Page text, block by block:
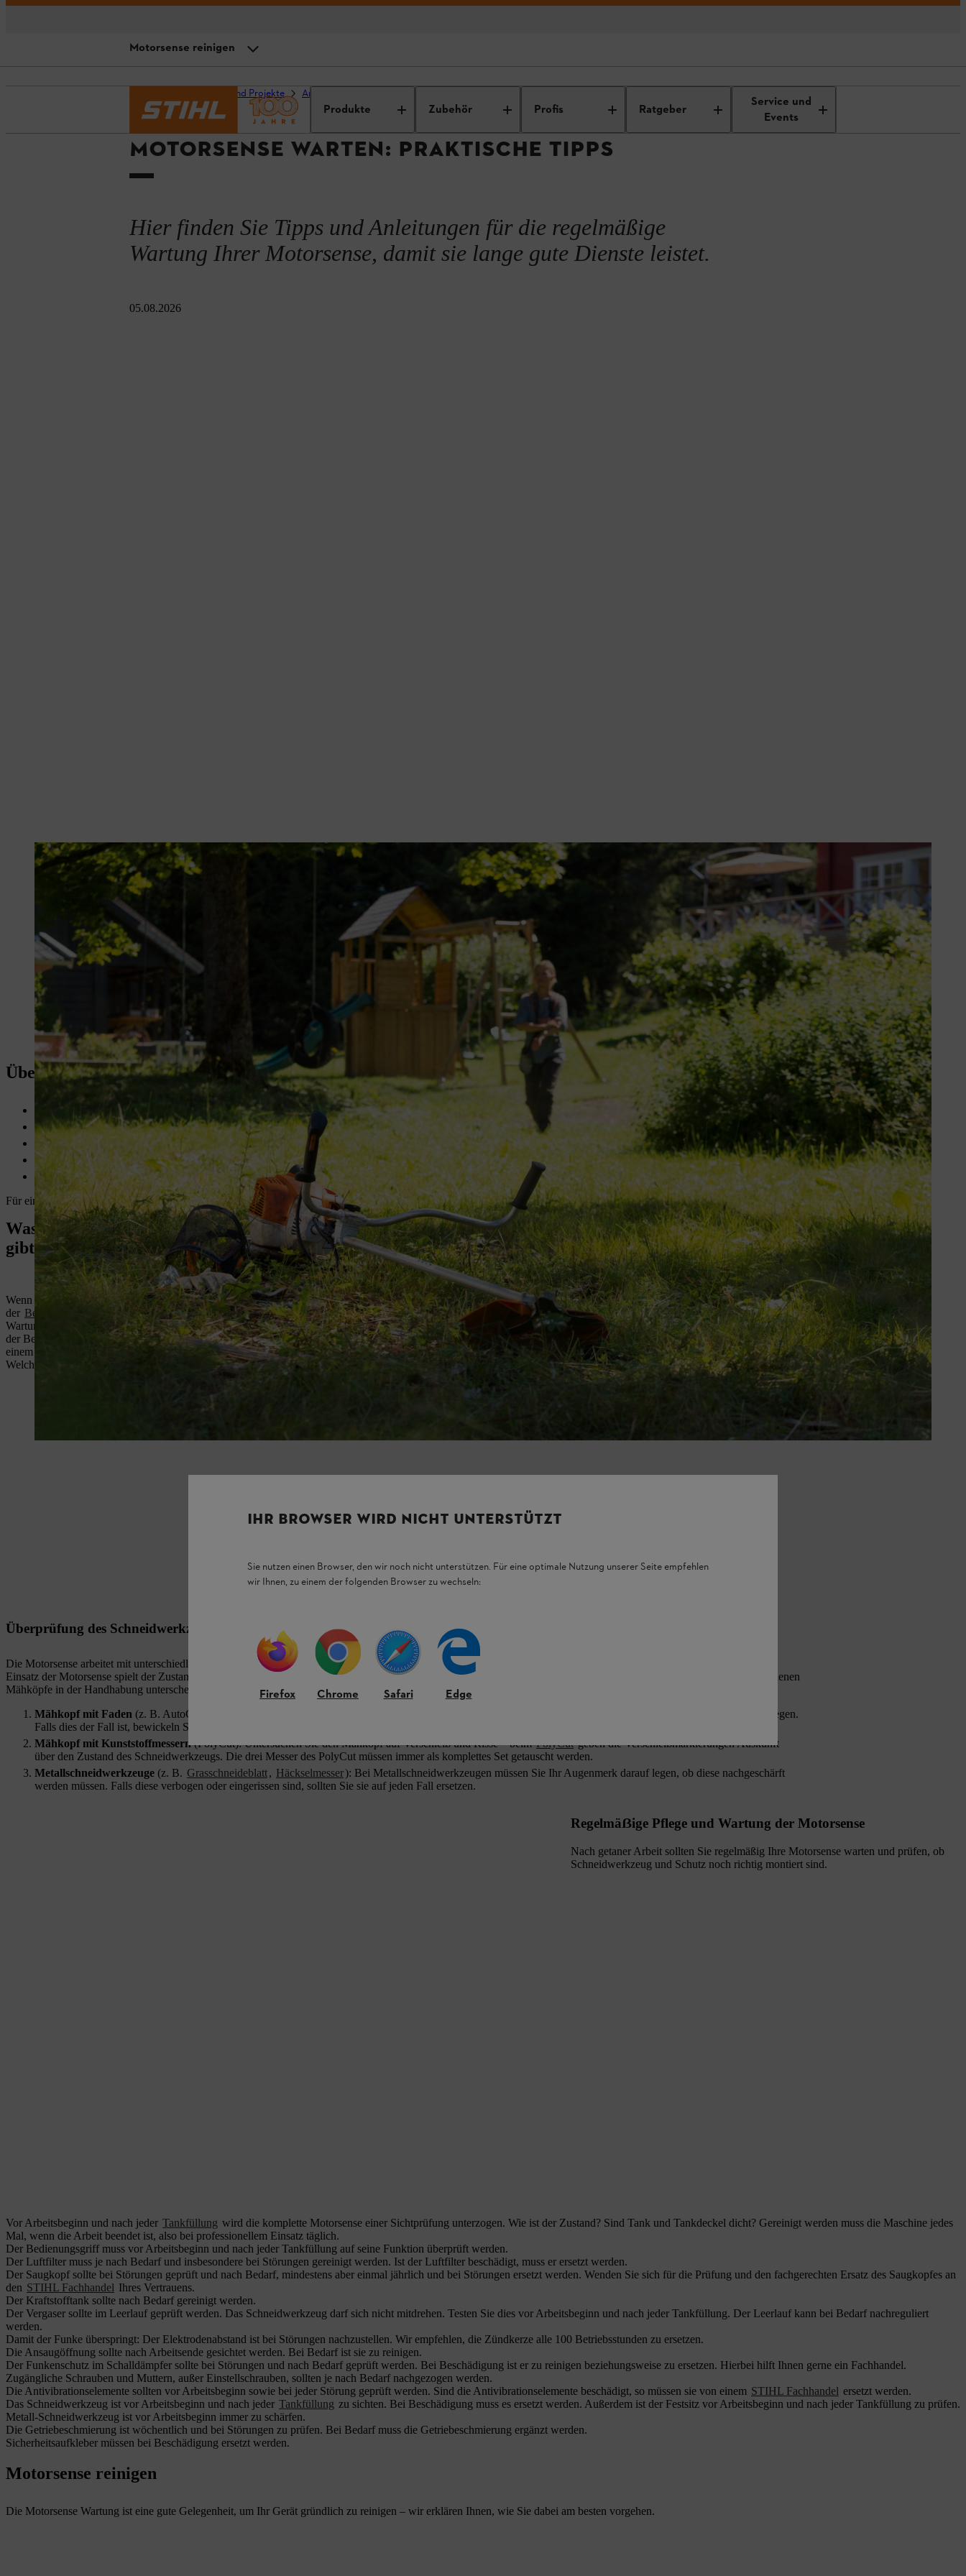
Produkte Zubehör Profis Ratgeber
Service und
Events
Ratgeber und Projekte Arbeitstechnik und Gerätepflege
MOTORSENSE WARTEN: PRAKTISCHE TIPPS
Hier finden Sie Tipps und Anleitungen für die regelmäßige
Wartung Ihrer Motorsense, damit sie lange gute Dienste leistet.
05.08.2026
Motorsense reinigen
Übersicht
Überprüfung des Schneidwerkzeugs
Wartung und Pflege der Motorsense
Motorsense reinigen
Übersicht: Wartung Der Motorsense
Immer zur Sicherheit die Bedienungsanleitung lesen.
Auf das richtige Benzingemisch für die Motorsense achten.
Das
Schneidwerkzeug der Motorsense
vor der Arbeit immer überprüfen.
Die
Motorsense
nach der Arbeit immer reinigen.
Das
Benzingemisch
nach Bedarf austauschen.
Für einen Freischneider benötigen Sie Fett, um das Getriebe zu schmieren. Wir empfehlen für alleSTIHL Motorsensen und Freischneiderdas Hochleistungs-Getriebefett Superlub FS zu verwenden.
Was es zur Wartung Ihrer Motorsense zu beachten
gibt
Wenn es um die Wartung Ihrer Motorsense geht, ist das aufmerksame Durchlesen
der Bedienungsanleitung
der erste Schritt – dort finden Sie die wichtigsten
Wartungsarbeiten. Führen Sie nur Wartungsarbeiten und Reparaturen durch, die in
der Bedienungsanleitung beschrieben sind. Alle anderen Arbeiten überlassen Sie bitte
einem
, die das nötige Know-how für alle Reparaturen mitbringt.
Welche Arbeiten Sie selbst durchführen können, erfahren Sie hier.
Überprüfung des Schneidwerkzeugs einer Motorsense
Die Motorsense arbeitet mit unterschiedlichen Mähköpfen, die Sie je nach Bedarf mit wenigen Handgriffen auswechseln können. Eine wichtige Rolle beim reibungslosen
Einsatz der Motorsense spielt der Zustand des verwendeten Schneidwerkzeugs. Bei der Kontrolle des Schneidwerkzeugs gehen Sie wie folgt vor, wobei sich die verschiedenen
Mähköpfe in der Handhabung unterscheiden:
Mähkopf mit Faden (z. B. AutoCut, SuperCut): Öffnen Sie den Mähkopf und prüfen Sie, ob die Fadenaufwicklung stimmt – die Fäden sollten nicht über Kreuz liegen.
Falls dies der Fall ist, bewickeln Sie den Mähkopf mit STIHL Original Mähfaden neu.
Mähkopf mit Kunststoffmessern(PolyCut): Untersuchen Sie den Mähkopf auf Verschleiß und Risse – beimPolyCutgeben die Verschleißmarkierungen Auskunft
über den Zustand des Schneidwerkzeugs. Die drei Messer des PolyCut müssen immer als komplettes Set getauscht werden.
Metallschneidwerkzeuge (z. B. Grasschneideblatt, Häckselmesser): Bei Metallschneidwerkzeugen müssen Sie Ihr Augenmerk darauf legen, ob diese nachgeschärft
werden müssen. Falls diese verbogen oder eingerissen sind, sollten Sie sie auf jeden Fall ersetzen.
Regelmäẞige Pflege und Wartung der Motorsense
Nach getaner Arbeit sollten Sie regelmäßig Ihre Motorsense warten und prüfen, ob
Schneidwerkzeug und Schutz noch richtig montiert sind.
Vor Arbeitsbeginn und nach jeder Tankfüllung wird die komplette Motorsense einer Sichtprüfung unterzogen. Wie ist der Zustand? Sind Tank und Tankdeckel dicht? Gereinigt werden muss die Maschine jedes
Mal, wenn die Arbeit beendet ist, also bei professionellem Einsatz täglich.
Der Bedienungsgriff muss vor Arbeitsbeginn und nach jeder Tankfüllung auf seine Funktion überprüft werden.
Der Luftfilter muss je nach Bedarf und insbesondere bei Störungen gereinigt werden. Ist der Luftfilter beschädigt, muss er ersetzt werden.
Der Saugkopf sollte bei Störungen geprüft und nach Bedarf, mindestens aber einmal jährlich und bei Störungen ersetzt werden. Wenden Sie sich für die Prüfung und den fachgerechten Ersatz des Saugkopfes an
den STIHL Fachhandel Ihres Vertrauens.
Der Kraftstofftank sollte nach Bedarf gereinigt werden.
Der Vergaser sollte im Leerlauf geprüft werden. Das Schneidwerkzeug darf sich nicht mitdrehen. Testen Sie dies vor Arbeitsbeginn und nach jeder Tankfüllung. Der Leerlauf kann bei Bedarf nachreguliert
werden.
Damit der Funke überspringt: Der Elektrodenabstand ist bei Störungen nachzustellen. Wir empfehlen, die Zündkerze alle 100 Betriebsstunden zu ersetzen.
Die Ansaugöffnung sollte nach Arbeitsende gesichtet werden. Bei Bedarf ist sie zu reinigen.
Der Funkenschutz im Schalldämpfer sollte bei Störungen und nach Bedarf geprüft werden. Bei Beschädigung ist er zu reinigen beziehungsweise zu ersetzen. Hierbei hilft Ihnen gerne ein Fachhandel.
Zugängliche Schrauben und Muttern, außer Einstellschrauben, sollten je nach Bedarf nachgezogen werden.
Die Antivibrationselemente sollten vor Arbeitsbeginn sowie bei jeder Störung geprüft werden. Sind die Antivibrationselemente beschädigt, so müssen sie von einem STIHL Fachhandel ersetzt werden.
Das Schneidwerkzeug ist vor Arbeitsbeginn und nach jeder Tankfüllung zu sichten. Bei Beschädigung muss es ersetzt werden. Außerdem ist der Festsitz vor Arbeitsbeginn und nach jeder Tankfüllung zu prüfen.
Metall-Schneidwerkzeug ist vor Arbeitsbeginn immer zu schärfen.
Die Getriebeschmierung ist wöchentlich und bei Störungen zu prüfen. Bei Bedarf muss die Getriebeschmierung ergänzt werden.
Sicherheitsaufkleber müssen bei Beschädigung ersetzt werden.
Motorsense reinigen
Die Motorsense Wartung ist eine gute Gelegenheit, um Ihr Gerät gründlich zu reinigen – wir erklären Ihnen, wie Sie dabei am besten vorgehen.
IHR BROWSER WIRD NICHT UNTERSTÜTZT
Sie nutzen einen Browser, den wir noch nicht unterstützen. Für eine optimale Nutzung unserer Seite empfehlen
wir Ihnen, zu einem der folgenden Browser zu wechseln:
Firefox Chrome Safari Edge